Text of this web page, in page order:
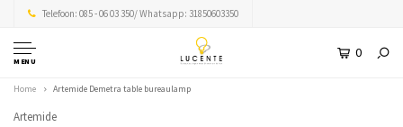
Telefoon: 085 - 06 03 350/ Whatsapp: 31850603350
MENU
0
Home Artemide Demetra table bureaulamp
Artemide